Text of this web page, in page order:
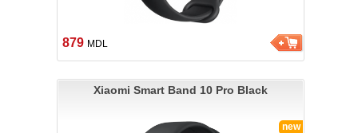
879 MDL
new
Xiaomi Smart Band 10 Pro Black